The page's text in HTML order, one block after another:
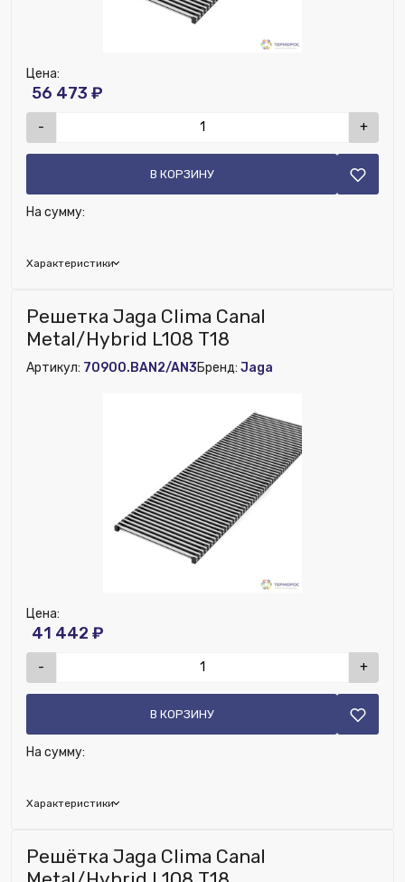
Характеристики
Цена:
56 473 ₽
- +
В КОРЗИНУ
На сумму:
Глубина (мм):210
Ширина (мм): 1480
Высота (мм):
Решетка Jaga Clima Canal
Metal/Hybrid L108 T18
Артикул: 70900.BAN2/AN3Бренд: Jaga
Характеристики
Цена:
41 442 ₽
- +
В КОРЗИНУ
На сумму:
Глубина (мм):210
Ширина (мм): 1120
Решётка Jaga Clima Canal